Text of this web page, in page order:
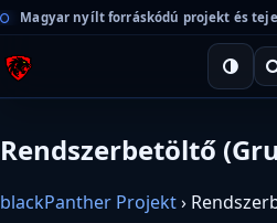
Magyar nyílt forráskódú projekt és
Rendszerbetöltő
blackPanther Projekt›